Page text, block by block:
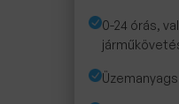
0-24 órás,